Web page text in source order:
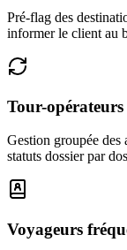
Pré-flag des
informer le client au
Tour-opérateurs
Gestion groupée des
statuts dossier par
Voyageurs